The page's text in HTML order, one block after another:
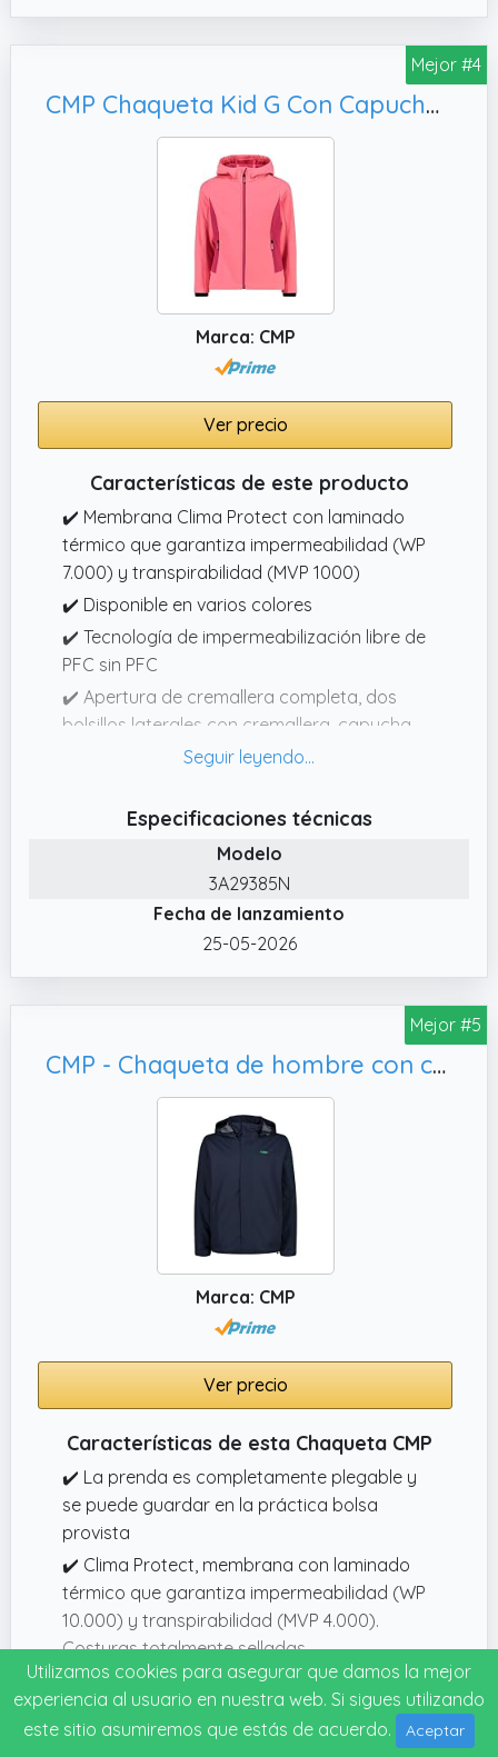
Mejor #4
CMP Chaqueta Kid G Con Capucha Fija, 152
Marca: CMP
Ver precio
Características de este producto
✔️ Membrana Clima Protect con laminado
térmico que garantiza impermeabilidad (WP
7.000) y transpirabilidad (MVP 1000)
✔️ Disponible en varios colores
✔️ Tecnología de impermeabilización libre de
PFC sin PFC
✔️ Apertura de cremallera completa, dos
bolsillos laterales con cremallera, capucha
fija con elástico, puños interiores con canalé
chaqueta, logotipo de CMP en el hombro.
Detalles de color en contraste
✔️ Chaqueta adecuada para acompañar
cada experiencia al aire libre
Especificaciones técnicas
Modelo
3A29385N
Fecha de lanzamiento
25-05-2026
Mejor #5
CMP - Chaqueta de hombre con capucha y botones a presión, 48
Marca: CMP
Ver precio
Características de esta Chaqueta CMP
✔️ La prenda es completamente plegable y
se puede guardar en la práctica bolsa
provista
✔️ Clima Protect, membrana con laminado
térmico que garantiza impermeabilidad (WP
10.000) y transpirabilidad (MVP 4.000).
Costuras totalmente selladas.
✔️ Chaqueta que ofrece protección contra la
lluvia
✔️ Apertura de cremallera completa con
Utilizamos cookies para asegurar que damos la mejor
experiencia al usuario en nuestra web. Si sigues utilizando
este sitio asumiremos que estás de acuerdo.
Aceptar